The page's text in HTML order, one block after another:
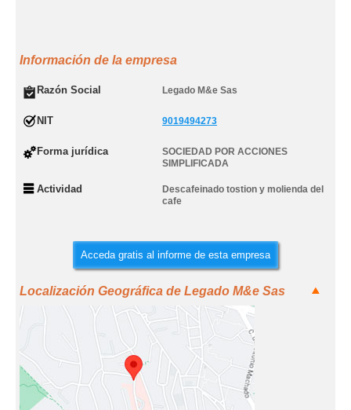
Información de la empresa
Razón Social Legado M&e Sas
NIT 9019494273
Forma jurídica
SOCIEDAD POR ACCIONES
SIMPLIFICADA
Actividad
Descafeinado tostion y molienda del
cafe
Acceda gratis al informe de esta empresa
Localización Geográfica de Legado M&e Sas